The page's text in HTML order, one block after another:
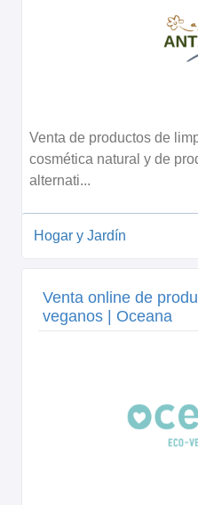
Venta de productos de
cosmética natural y de
alternati...
Hogar y Jardín
Venta online de
veganos | Oceana